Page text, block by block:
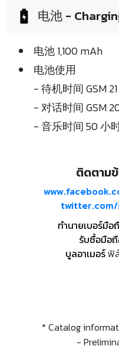
电池 -
电池 1,100 mAh
电池使用
- 待机时间 GSM
- 对话时间 GSM
- 音乐时间 50 小
ติดตาม
ทำนายเบอร์มือ
รับซื้อมือ
บูลอาเมอร์ฟิ
* Catalog
-